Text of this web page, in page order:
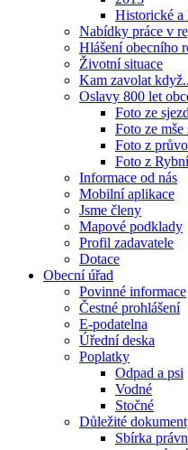
Historické a
Nabídky práce v
Hlášení obecního
Životní situace
Kam zavolat
Oslavy 800 let
Foto ze
Foto ze mše
Foto z
Foto z
Informace od nás
Mobilní aplikace
Jsme členy
Mapové podklady
Profil zadavatele
Dotace
Obecní úřad
Povinné informace
Čestné prohlášení
E-podatelna
Úřední deska
Poplatky
Odpad a psi
Vodné
Stočné
Důležité
Sbírka